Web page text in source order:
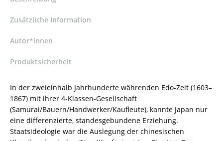
Japan.
und
von
O.
Rotermund
–
Hartmut
O.
Rotermund
Zusätzliche Information
Autor*innen
Produktsicherheit
In der zweieinhalb Jahrhunderte währenden Edo-Zeit (1603–
1867) mit ihrer 4-Klassen-Gesellschaft
(Samurai/Bauern/Handwerker/Kaufleute), kannte Japan nur
eine differenzierte, standesgebundene Erziehung.
Staatsideologie war die Auslegung der chinesischen